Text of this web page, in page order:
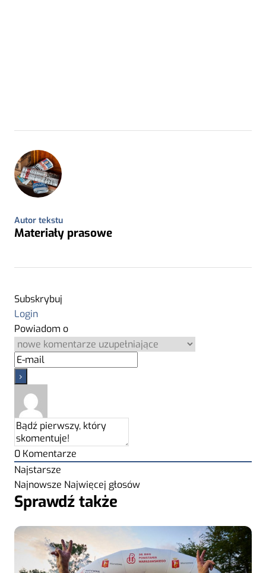
Autor tekstu
Materiały prasowe
Subskrybuj
Login
Powiadom o
0 Komentarze
Najstarsze
Najnowsze Najwięcej głosów
Sprawdź także